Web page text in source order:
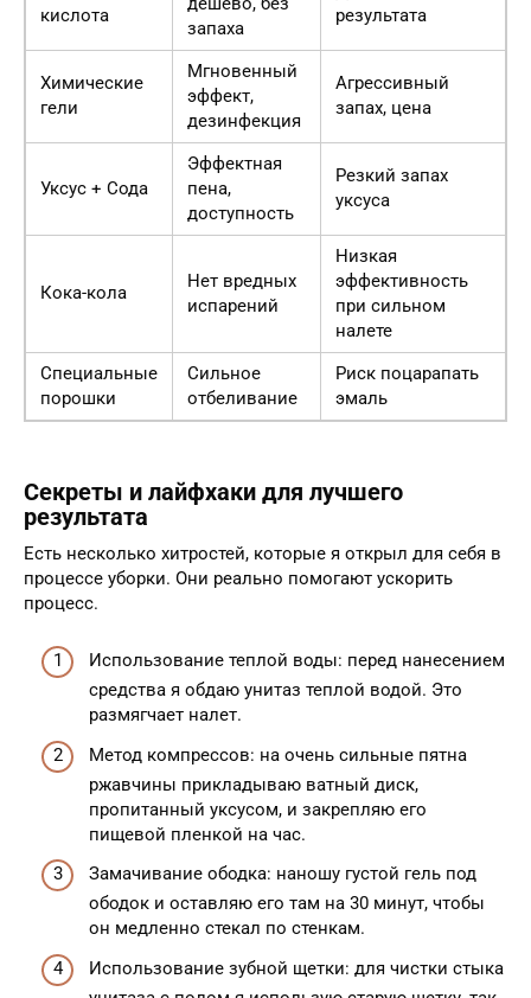
кислота
запаха
результата
Химические
гели
Мгновенный
эффект,
дезинфекция
Агрессивный
запах, цена
Уксус + Сода
Эффектная
пена,
доступность
Резкий запах
уксуса
Кока-кола
Нет вредных
испарений
Низкая
эффективность
при сильном
налете
Специальные
порошки
Сильное
отбеливание
Риск поцарапать
эмаль
Секреты и лайфхаки для лучшего
результата
Есть несколько хитростей, которые я открыл для себя в
процессе уборки. Они реально помогают ускорить
процесс.
Использование теплой воды: перед нанесением
средства я обдаю унитаз теплой водой. Это
размягчает налет.
Метод компрессов: на очень сильные пятна
ржавчины прикладываю ватный диск,
пропитанный уксусом, и закрепляю его
пищевой пленкой на час.
Замачивание ободка: наношу густой гель под
ободок и оставляю его там на 30 минут, чтобы
он медленно стекал по стенкам.
Использование зубной щетки: для чистки стыка